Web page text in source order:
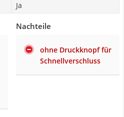
Ja
Nachteile
ohne Druckknopf für
Schnellverschluss